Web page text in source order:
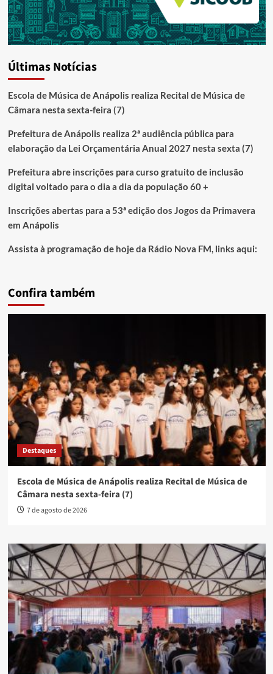
Últimas Notícias
Escola de Música de Anápolis realiza Recital de Música de
Câmara nesta sexta-feira (7)
Prefeitura de Anápolis realiza 2ª audiência pública para
elaboração da Lei Orçamentária Anual 2027 nesta sexta (7)
Prefeitura abre inscrições para curso gratuito de inclusão
digital voltado para o dia a dia da população 60 +
Inscrições abertas para a 53ª edição dos Jogos da Primavera
em Anápolis
Assista à programação de hoje da Rádio Nova FM, links aqui:
Confira também
Destaques
Escola de Música de Anápolis realiza Recital de Música de
Câmara nesta sexta-feira (7)
7 de agosto de 2026